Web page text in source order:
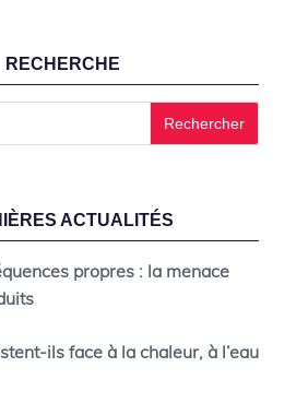
RECHERCHE
ACTUALITÉS
propres : la menace
ils face à la chaleur, à l’eau